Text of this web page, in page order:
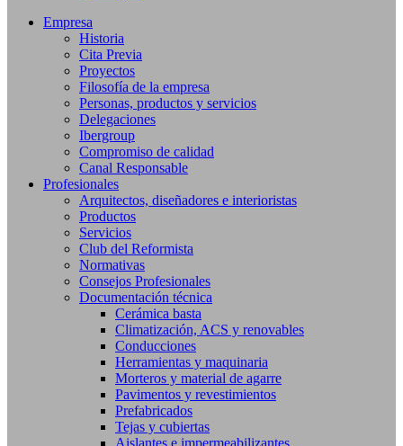
Empresa
Historia
Cita Previa
Proyectos
Filosofía de la empresa
Personas, productos y servicios
Delegaciones
Ibergroup
Compromiso de calidad
Canal Responsable
Profesionales
Arquitectos, diseñadores e interioristas
Productos
Servicios
Club del Reformista
Normativas
Consejos Profesionales
Documentación técnica
Cerámica basta
Climatización, ACS y renovables
Conducciones
Herramientas y maquinaria
Morteros y material de agarre
Pavimentos y revestimientos
Prefabricados
Tejas y cubiertas
Aislantes e impermeabilizantes